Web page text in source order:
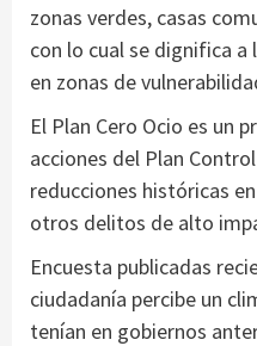
zonas verdes, casas
con lo cual se dignifica a
en zonas de
El Plan Cero Ocio es un
acciones del Plan
reducciones históricas
otros delitos de alto
Encuesta publicadas
ciudadanía percibe un
tenían en gobiernos